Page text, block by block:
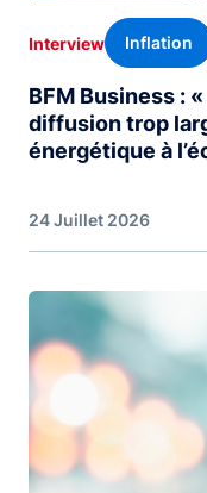
Interview Inflation
BFM Business :
diffusion trop
énergétique à
24 Juillet 2026
Image